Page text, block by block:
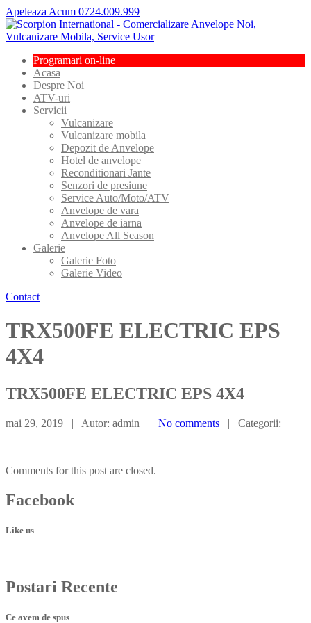
Apeleaza Acum 0724.009.999
Programari on-line
Acasa
Despre Noi
ATV-uri
Servicii
Vulcanizare
Vulcanizare mobila
Depozit de Anvelope
Hotel de anvelope
Reconditionari Jante
Senzori de presiune
Service Auto/Moto/ATV
Anvelope de vara
Anvelope de iarna
Anvelope All Season
Galerie
Galerie Foto
Galerie Video
Contact
TRX500FE ELECTRIC EPS
4X4
TRX500FE ELECTRIC EPS 4X4
mai 29, 2019 | Autor: admin | No comments | Categorii:
Comments for this post are closed.
Facebook
Like us
Postari Recente
Ce avem de spus